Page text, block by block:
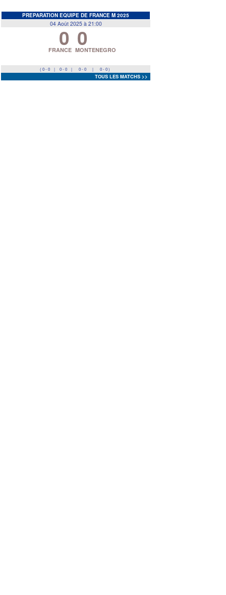
PREPARATION EQUIPE DE FRANCE M 2025
04 Août 2025 à 21:00
0
FRANCE 0
MONTENEGRO
( 0 - 0 | 0 - 0 | 0 - 0 | 0 - 0 )
TOUS LES MATCHS >>